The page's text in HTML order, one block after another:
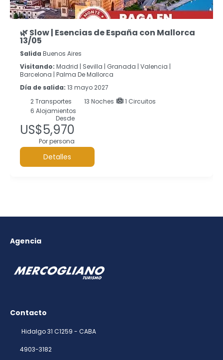
🌿 Slow | Esencias de España con Mallorca
13/05
Salida Buenos Aires
Visitando: Madrid | Sevilla | Granada | Valencia |
Barcelona | Palma De Mallorca
Día de salida: 13 mayo 2027
2Transportes 13 Noches
1 Circuitos
6 Alojamientos
Desde
US$5,970
Por persona
Detalles
Agencia
Contacto
Hidalgo 31 C1259 - CABA
4903-3182